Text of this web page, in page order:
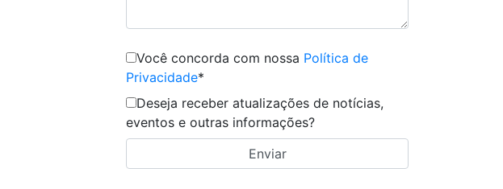
Você concorda com nossa Política de
Privacidade*
Deseja receber atualizações de notícias,
eventos e outras informações?